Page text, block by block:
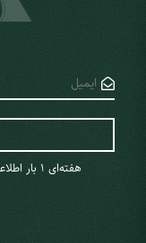
خواهید بود که تجربه
به ژاپن در فصل زمستان
هتل‌ها، تجربه آب‌تنی در
به‌طورکلی شرایط ژاپن
زمستان: سرد و
زمستانی در اختیار
فصل از سایر
هفته‌ای 1 ‌بار اطلاعات تورها و تخفیفات به شما ایمیل می‌شود.